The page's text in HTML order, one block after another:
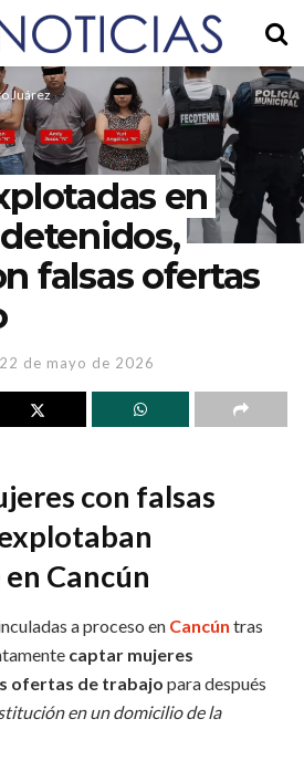
Juárez
en
falsas ofertas
22 de mayo de 2026
con falsas
Cancún
a proceso en Cancún tras
captar mujeres
ofertas de trabajo para después
en un domicilio de la